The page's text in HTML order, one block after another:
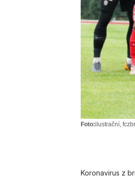
Foto:ilustrační,
Koronavirus z